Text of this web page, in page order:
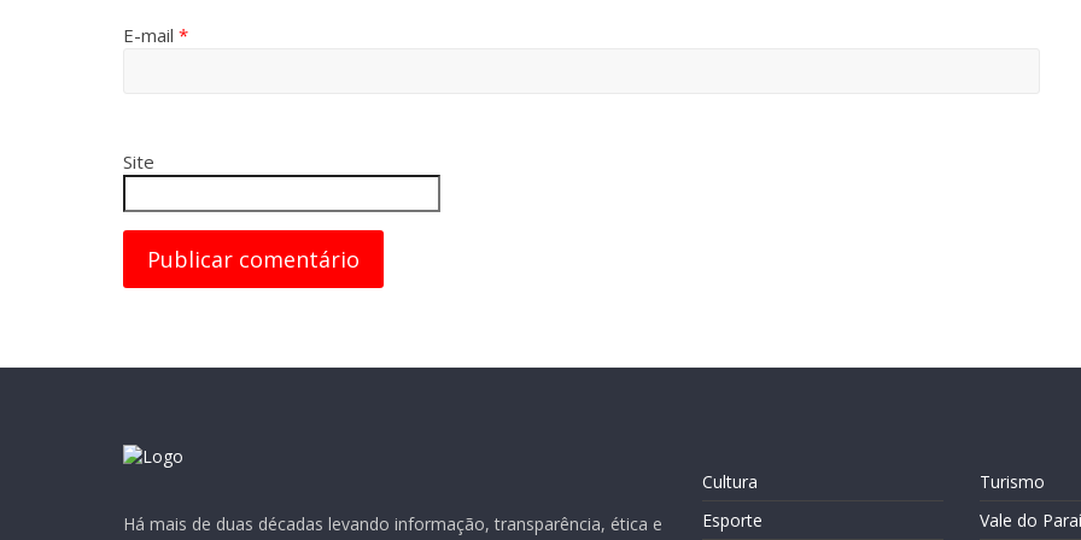
E-mail *
Site
Há mais de duas décadas levando informação, transparência, ética e
Cultura
Esporte
Turismo
Vale do